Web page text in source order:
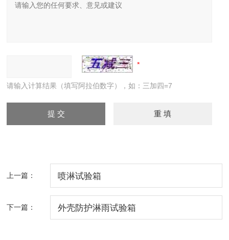
请输入计算结果（填写阿拉伯数字），如：三加四=7
上一篇： 喷淋试验箱
下一篇： 外壳防护淋雨试验箱